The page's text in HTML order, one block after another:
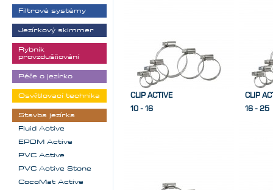
CLIP ACTIVE
10 - 16
CLIP
16 - 25
Filtrové systémy
Jezírkový skimmer
Rybník
provzdušňování
Péče o jezírko
Osvětlovací technika
Stavba jezírka
Fluid Active
EPDM Active
PVC Active
PVC Active Stone
CocoMat Active